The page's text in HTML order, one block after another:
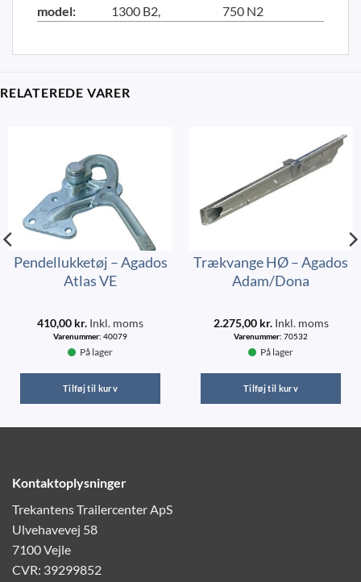
model:
1300 B2
750 N2
RELATEREDE VARER
Pendellukketøj – Agados
Atlas VE
410,00 kr. Inkl. moms
Varenummer: 40079
På lager
Tilføj til kurv
Trækvange HØ – Agados
Adam/Dona
2.275,00 kr.Inkl. moms
Varenummer: 70532
På lager
Tilføj til kurv
Kontaktoplysninger
Trekantens Trailercenter ApS
Ulvehavevej 58
7100 Vejle
CVR: 39299852